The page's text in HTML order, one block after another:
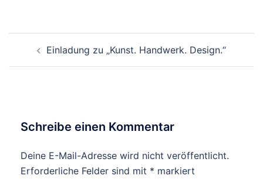
Einladung zu „Kunst. Handwerk. Design.“
Schreibe einen Kommentar
Deine E-Mail-Adresse wird nicht veröffentlicht.
Erforderliche Felder sind mit * markiert